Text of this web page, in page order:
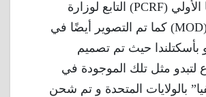
الضحايا الأولي (PCRF) التابع لوزارة
الدفاع (MOD) كما تم التصوير أيضًا في
بأسكتلندا حيث تم تصميم
لتبدو مثل تلك الموجودة في
بالولايات المتحدة و تم شحن